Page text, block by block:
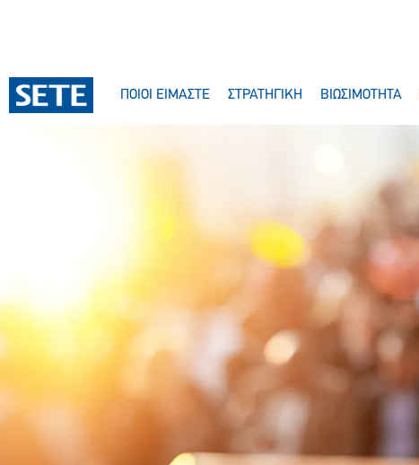
ΠΟΙΟΙ ΕΙΜΑΣΤΕ ΣΤΡΑΤΗΓΙΚΗ ΒΙΩΣΙΜΟΤΗΤΑ